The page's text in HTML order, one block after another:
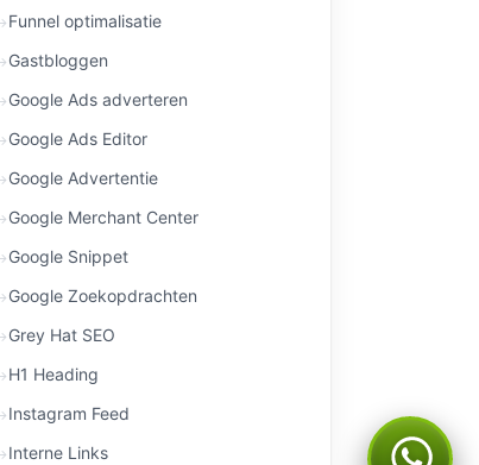
Funnel optimalisatie
Gastbloggen
Google Ads adverteren
Google Ads Editor
Google Advertentie
Google Merchant Center
Google Snippet
Google Zoekopdrachten
Grey Hat SEO
H1 Heading
Instagram Feed
Interne Links